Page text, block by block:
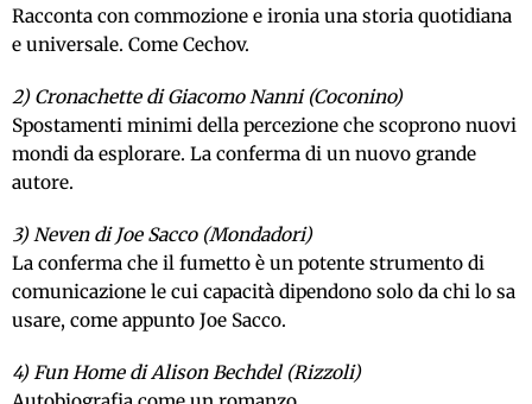
Racconta con commozione e ironia una storia quotidiana
e universale. Come Cechov.
2) Cronachette di Giacomo Nanni (Coconino)
Spostamenti minimi della percezione che scoprono nuovi
mondi da esplorare. La conferma di un nuovo grande
autore.
3) Neven di Joe Sacco (Mondadori)
La conferma che il fumetto è un potente strumento di
comunicazione le cui capacità dipendono solo da chi lo sa
usare, come appunto Joe Sacco.
4) Fun Home di Alison Bechdel (Rizzoli)